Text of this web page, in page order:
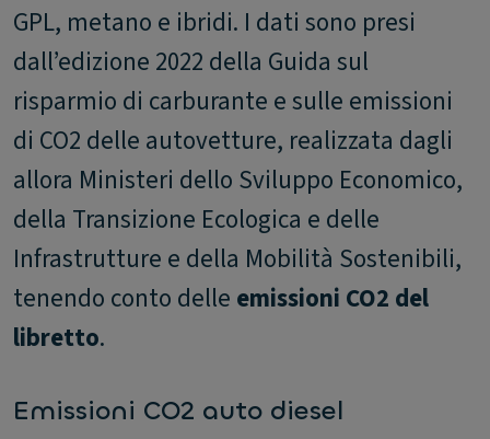
GPL, metano e ibridi. I dati sono presi
dall’edizione 2022 della Guida sul
risparmio di carburante e sulle emissioni
di CO2 delle autovetture, realizzata dagli
allora Ministeri dello Sviluppo Economico,
della Transizione Ecologica e delle
Infrastrutture e della Mobilità Sostenibili,
tenendo conto delle emissioni CO2 del
libretto.
Emissioni CO2 auto diesel